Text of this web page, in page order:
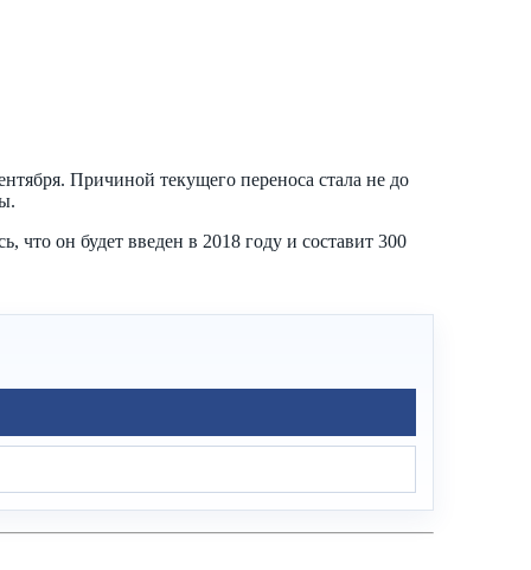
Причиной текущего переноса стала не до
что он будет введен в 2018 году и составит 300